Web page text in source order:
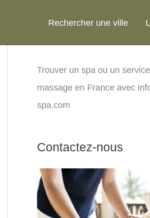
Rechercher une ville
Trouver un spa ou un
massage en France avec
spa.com
Contactez-nous